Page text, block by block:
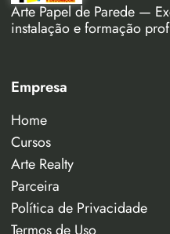
Arte Papel de Parede —
instalação e formação
Empresa
Home
Cursos
Arte Realty
Parceira
Política de Privacidade
Termos de Uso